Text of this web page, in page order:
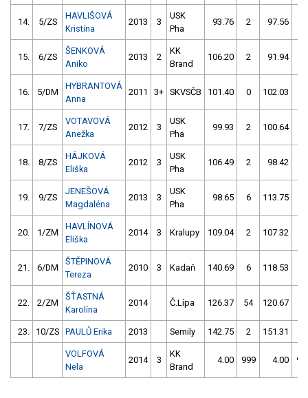
14. 5/ZS
HAVLIŠOVÁ
Kristína
2013 3
USK
Pha
93.76 2 97.56
15. 6/ZS
ŠENKOVÁ
Aniko
2013 2
KK
Brand
106.20 2 91.94
16. 5/DM
HYBRANTOVÁ
Anna
2011 3+ SKVSČB 101.40 0 102.03
17. 7/ZS
VOTAVOVÁ
Anežka
2012 3
USK
Pha
99.93 2 100.64
18. 8/ZS
HÁJKOVÁ
Eliška
2012 3
USK
Pha
106.49 2 98.42
19. 9/ZS
JENEŠOVÁ
Magdaléna
2013 3
USK
Pha
98.65 6 113.75
20. 1/ZM
HAVLÍNOVÁ
Eliška
2014 3 Kralupy 109.04 2 107.32
21. 6/DM
ŠTĚPINOVÁ
Tereza
2010 3 Kadaň 140.69 6 118.53
22. 2/ZM
ŠŤASTNÁ
Karolína
2014 Č.Lípa 126.37 54 120.67
23. 10/ZS PAULŮ Erika 2013 Semily 142.75 2 151.31
VOLFOVÁ
Nela
2014 3
KK
Brand
4.00 999 4.00